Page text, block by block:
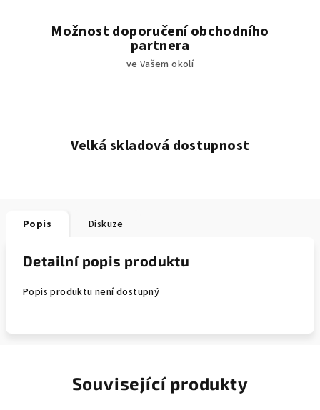
Možnost doporučení obchodního
partnera
ve Vašem okolí
Velká skladová dostupnost
Popis Diskuze
Detailní popis produktu
Popis produktu není dostupný
Související produkty